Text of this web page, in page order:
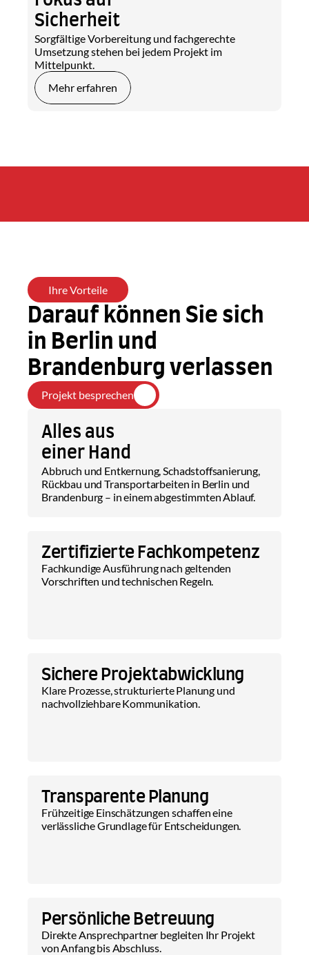
Sicherheit
Sorgfältige Vorbereitung und fachgerechte
Umsetzung stehen bei jedem Projekt im
Mittelpunkt.
Mehr erfahren
Ihre Vorteile
Darauf können Sie sich
in Berlin und
Brandenburg verlassen
Projekt besprechen
Alles aus
einer Hand
Abbruch und Entkernung, Schadstoffsanierung,
Rückbau und Transportarbeiten in Berlin und
Brandenburg – in einem abgestimmten Ablauf.
Zertifizierte Fachkompetenz
Fachkundige Ausführung nach geltenden
Vorschriften und technischen Regeln.
Sichere Projektabwicklung
Klare Prozesse, strukturierte Planung und
nachvollziehbare Kommunikation.
Transparente Planung
Frühzeitige Einschätzungen schaffen eine
verlässliche Grundlage für Entscheidungen.
Persönliche Betreuung
Direkte Ansprechpartner begleiten Ihr Projekt
von Anfang bis Abschluss.